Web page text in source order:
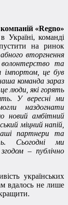
«Regno»
Україні, команді
на ринок
вторгнення
та
імпортом, це був
команда зараз
люди, які горять
У вересні ми
наздогнати
новий амбітний
міцний напій,
партнери та
Сьогодні ми
– публічно
українських
вдалось не лише